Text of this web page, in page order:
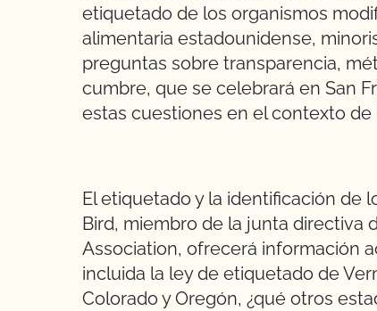
etiquetado de los organismos
alimentaria estadounidense,
preguntas sobre transparencia,
cumbre, que se celebrará en San
estas cuestiones en el contexto
El etiquetado y la identificación de
Bird, miembro de la junta directiva
Association, ofrecerá información
incluida la ley de etiquetado de
Colorado y Oregón, ¿qué otros